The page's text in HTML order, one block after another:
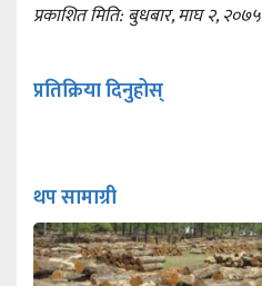
प्रकाशित मिति: बुधबार, माघ २, २०७५
प्रतिक्रिया दिनुहोस्
थप सामाग्री